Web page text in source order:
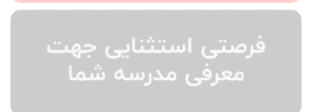
پیش دبستانی